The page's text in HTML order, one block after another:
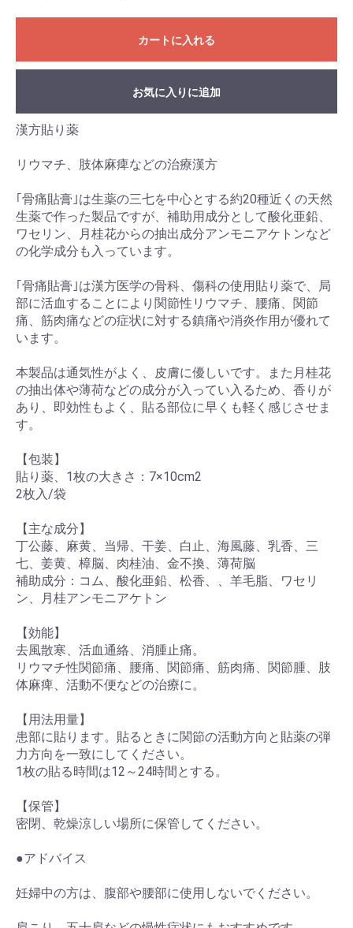
カートに入れる
お気に入りに追加
漢方貼り薬
リウマチ、肢体麻痺などの治療漢方
｢骨痛貼膏｣は生薬の三七を中心とする約20種近くの天然
生薬で作った製品ですが、補助用成分として酸化亜鉛、
ワセリン、月桂花からの抽出成分アンモニアケトンなど
の化学成分も入っています。
｢骨痛貼膏｣は漢方医学の骨科、傷科の使用貼り薬で、局
部に活血することにより関節性リウマチ、腰痛、関節
痛、筋肉痛などの症状に対する鎮痛や消炎作用が優れて
います。
本製品は通気性がよく、皮膚に優しいです。また月桂花
の抽出体や薄荷などの成分が入ってい入るため、香りが
あり、即効性もよく、貼る部位に早くも軽く感じさせま
す。
【包装】
貼り薬、1枚の大きさ：7×10cm2
2枚入/袋
【主な成分】
丁公藤、麻黄、当帰、干姜、白止、海風藤、乳香、三
七、姜黄、樟脳、肉桂油、金不換、薄荷脳
補助成分：コム、酸化亜鉛、松香、、羊毛脂、ワセリ
ン、月桂アンモニアケトン
【効能】
去風散寒、活血通絡、消腫止痛。
リウマチ性関節痛、腰痛、関節痛、筋肉痛、関節腫、肢
体麻痺、活動不便などの治療に。
【用法用量】
患部に貼ります。貼るときに関節の活動方向と貼薬の弾
力方向を一致にしてください。
1枚の貼る時間は12～24時間とする。
【保管】
密閉、乾燥涼しい場所に保管してください。
●アドバイス
妊婦中の方は、腹部や腰部に使用しないでください。